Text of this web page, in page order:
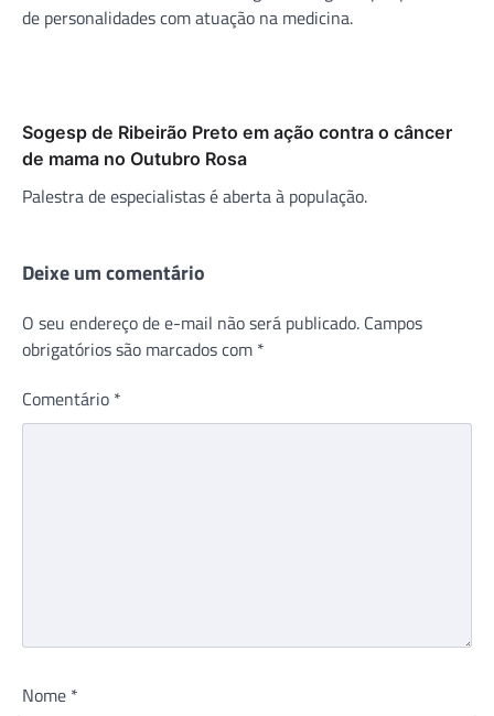
de personalidades com atuação na medicina.
Sogesp de Ribeirão Preto em ação contra o câncer
de mama no Outubro Rosa
Palestra de especialistas é aberta à população.
Deixe um comentário
O seu endereço de e-mail não será publicado. Campos
obrigatórios são marcados com *
Comentário *
Nome *